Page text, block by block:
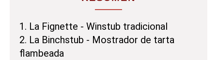
1. La Fignette - Winstub tradicional
2. La Binchstub - Mostrador de tarta
flambeada